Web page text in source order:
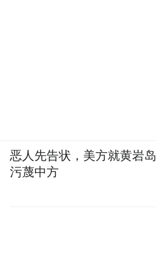
恶人先告状，美方就黄岩岛
污蔑中方